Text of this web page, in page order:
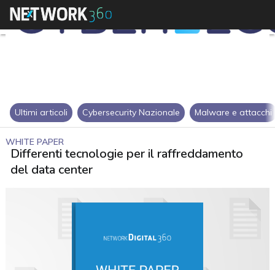
Ultimi articoli Cybersecurity Nazionale Malware e attacchi
WHITE PAPER
Differenti tecnologie per il raffreddamento
del data center